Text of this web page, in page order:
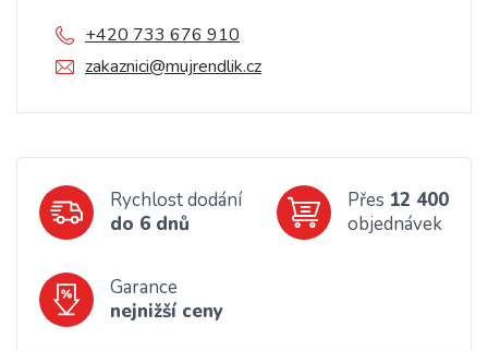
+420 733 676 910
zakaznici@mujrendlik.cz
Rychlost dodání
do 6 dnů
Přes 12 400
objednávek
Garance
nejnižší ceny